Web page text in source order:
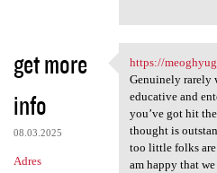
get more
info
08.03.2025
Adres
https://
https://
Genuinely rarely
educative and
you’ve got hit
thought is
too little folks
am happy that